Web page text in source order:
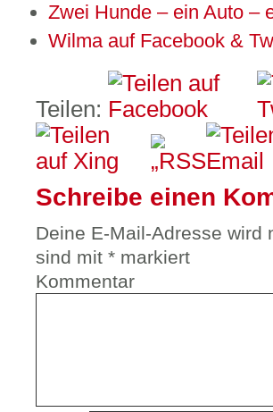
Zwei Hunde – ein Auto –
Wilma auf Facebook &
Teilen:
Schreibe einen
Deine E-Mail-Adresse wird
sind mit * markiert
Kommentar